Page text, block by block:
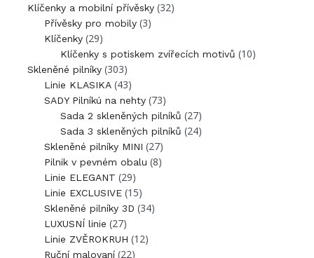
Klíčenky a mobilní přívěsky (32)
Přívěsky pro mobily (3)
Klíčenky (29)
Klíčenky s potiskem zvířecích motivů (10)
Skleněné pilníky (303)
Linie KLASIKA (43)
SADY Pilníkú na nehty (73)
Sada 2 skleněných pilníků (27)
Sada 3 skleněných pilníků (24)
Skleněné pilníky MINI (27)
Pilnik v pevném obalu (8)
Linie ELEGANT (29)
Linie EXCLUSIVE (15)
Skleněné pilníky 3D (34)
LUXUSNÍ linie (27)
Linie ZVĚROKRUH (12)
Ruční malovaní (22)